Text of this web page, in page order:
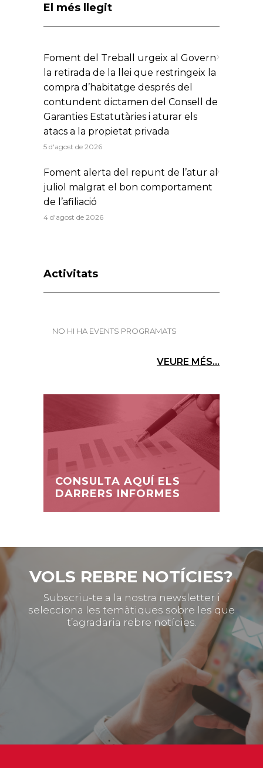
El més llegit
Foment del Treball urgeix al Govern
la retirada de la llei que restringeix la
compra d’habitatge després del
contundent dictamen del Consell de
Garanties Estatutàries i aturar els
atacs a la propietat privada
5 d'agost de 2026
Foment alerta del repunt de l’atur al
juliol malgrat el bon comportament
de l’afiliació
4 d'agost de 2026
Activitats
NO HI HA EVENTS PROGRAMATS
VEURE MÉS...
CONSULTA AQUÍ ELS
DARRERS INFORMES
VOLS REBRE NOTÍCIES?
Subscriu-te a la nostra newsletter i
selecciona les temàtiques sobre les que
t’agradaria rebre notícies.